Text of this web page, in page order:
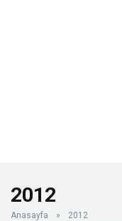
2012
Anasayfa » 2012